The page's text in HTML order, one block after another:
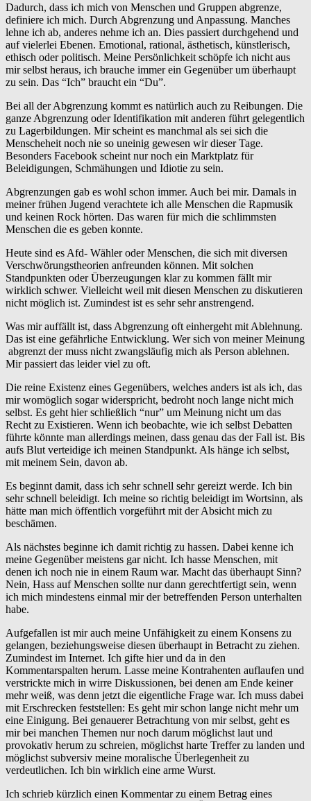
Dadurch, dass ich mich von Menschen und Gruppen abgrenze,
definiere ich mich. Durch Abgrenzung und Anpassung. Manches
lehne ich ab, anderes nehme ich an. Dies passiert durchgehend und
auf vielerlei Ebenen. Emotional, rational, ästhetisch, künstlerisch,
ethisch oder politisch. Meine Persönlichkeit schöpfe ich nicht aus
mir selbst heraus, ich brauche immer ein Gegenüber um überhaupt
zu sein. Das “Ich” braucht ein “Du”.
Bei all der Abgrenzung kommt es natürlich auch zu Reibungen. Die
ganze Abgrenzung oder Identifikation mit anderen führt gelegentlich
zu Lagerbildungen. Mir scheint es manchmal als sei sich die
Menscheheit noch nie so uneinig gewesen wir dieser Tage.
Besonders Facebook scheint nur noch ein Marktplatz für
Beleidigungen, Schmähungen und Idiotie zu sein.
Abgrenzungen gab es wohl schon immer. Auch bei mir. Damals in
meiner frühen Jugend verachtete ich alle Menschen die Rapmusik
und keinen Rock hörten. Das waren für mich die schlimmsten
Menschen die es geben konnte.
Heute sind es Afd- Wähler oder Menschen, die sich mit diversen
Verschwörungstheorien anfreunden können. Mit solchen
Standpunkten oder Überzeugungen klar zu kommen fällt mir
wirklich schwer. Vielleicht weil mit diesen Menschen zu diskutieren
nicht möglich ist. Zumindest ist es sehr sehr anstrengend.
Was mir auffällt ist, dass Abgrenzung oft einhergeht mit Ablehnung.
Das ist eine gefährliche Entwicklung. Wer sich von meiner Meinung
abgrenzt der muss nicht zwangsläufig mich als Person ablehnen.
Mir passiert das leider viel zu oft.
Die reine Existenz eines Gegenübers, welches anders ist als ich, das
mir womöglich sogar widerspricht, bedroht noch lange nicht mich
selbst. Es geht hier schließlich “nur” um Meinung nicht um das
Recht zu Existieren. Wenn ich beobachte, wie ich selbst Debatten
führte könnte man allerdings meinen, dass genau das der Fall ist. Bis
aufs Blut verteidige ich meinen Standpunkt. Als hänge ich selbst,
mit meinem Sein, davon ab.
Es beginnt damit, dass ich sehr schnell sehr gereizt werde. Ich bin
sehr schnell beleidigt. Ich meine so richtig beleidigt im Wortsinn, als
hätte man mich öffentlich vorgeführt mit der Absicht mich zu
beschämen.
Als nächstes beginne ich damit richtig zu hassen. Dabei kenne ich
meine Gegenüber meistens gar nicht. Ich hasse Menschen, mit
denen ich noch nie in einem Raum war. Macht das überhaupt Sinn?
Nein, Hass auf Menschen sollte nur dann gerechtfertigt sein, wenn
ich mich mindestens einmal mir der betreffenden Person unterhalten
habe.
Aufgefallen ist mir auch meine Unfähigkeit zu einem Konsens zu
gelangen, beziehungsweise diesen überhaupt in Betracht zu ziehen.
Zumindest im Internet. Ich gifte hier und da in den
Kommentarspalten herum. Lasse meine Kontrahenten auflaufen und
verstrickte mich in wirre Diskussionen, bei denen am Ende keiner
mehr weiß, was denn jetzt die eigentliche Frage war. Ich muss dabei
mit Erschrecken feststellen: Es geht mir schon lange nicht mehr um
eine Einigung. Bei genauerer Betrachtung von mir selbst, geht es
mir bei manchen Themen nur noch darum möglichst laut und
provokativ herum zu schreien, möglichst harte Treffer zu landen und
möglichst subversiv meine moralische Überlegenheit zu
verdeutlichen. Ich bin wirklich eine arme Wurst.
Ich schrieb kürzlich einen Kommentar zu einem Betrag eines